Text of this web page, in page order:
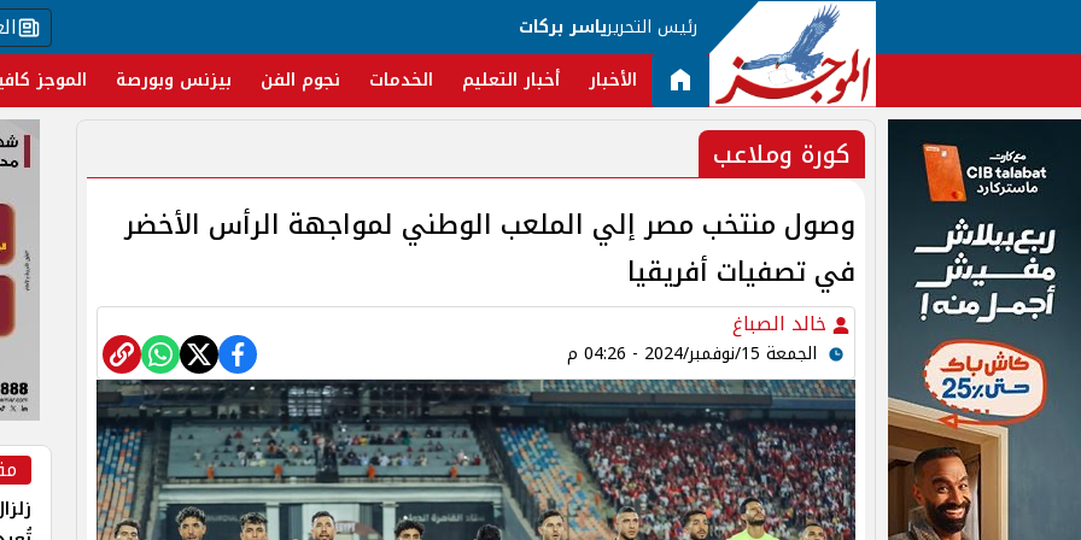
رئيس التحريرياسر بركات
الأخبار أخبار التعليم الخدمات نجوم الفن بيزنس وبورصة الموجز
كورة وملاعب
وصول منتخب مصر إلي الملعب الوطني لمواجهة الرأس الأخضر
في تصفيات أفريقيا
خالد الصباغ
الجمعة 15/نوفمبر/2024 - 04:26 م